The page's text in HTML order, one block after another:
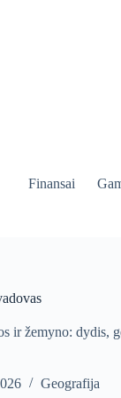
Finansai
ir žemyno: dydis,
Geografija